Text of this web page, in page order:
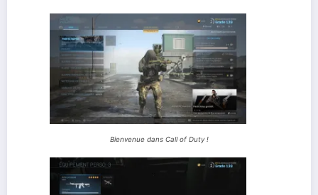
Bienvenue dans Call of Duty !